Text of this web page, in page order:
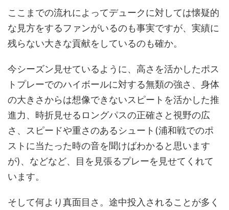
ここまでの流れによってデュークに対しては懐疑的
な見方をするファンがいるのも事実ですが、実績に
残らない大きな貢献をしているのも確か。
今シーズン見せているように、高さを活かしたポス
トプレーでのハイボールに対する無類の強さ、身体
の大きさからは想像できないスピートを活かした推
進力、時折見せるロングパスの正確さと視野の広
さ、スピードや重さのあるシュート(浦和戦でのポ
ストに当たった時の音を聞けばわかると思います
が)、などなど、目を見張るプレーを見せてくれて
います。
そして何より真面目さ。途中投入されることが多く